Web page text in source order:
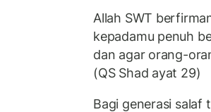
Allah SWT
kepadamu penuh
dan agar orang-
(QS Shad ayat 29)
Bagi generasi salaf